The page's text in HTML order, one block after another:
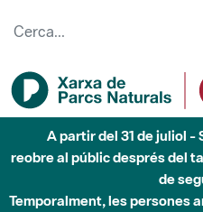
A partir del 31 de juliol -
reobre al públic després del
de
Temporalment, les persones